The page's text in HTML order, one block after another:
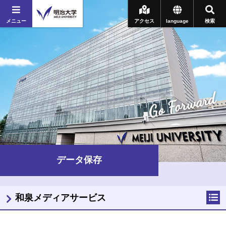
メニュー 検索
language
アクセス
Go Forward
データ保存
和泉メディアサービス